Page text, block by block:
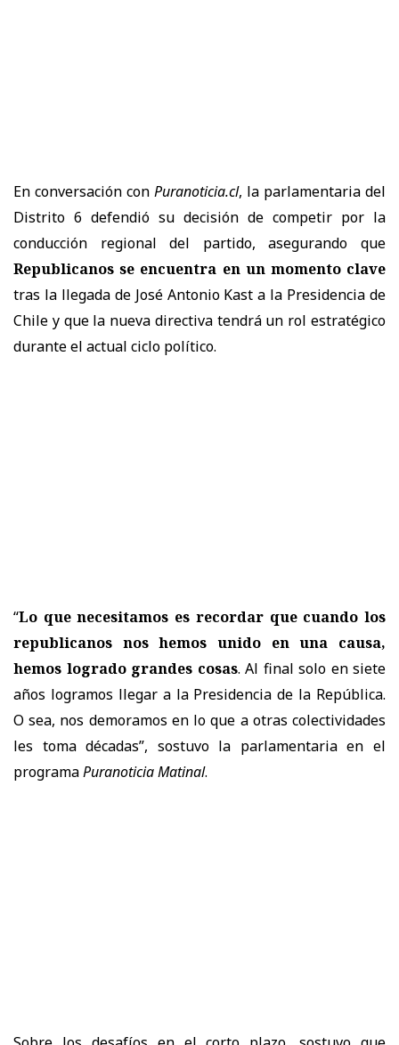
En conversación con Puranoticia.cl, la parlamentaria del
Distrito 6 defendió su decisión de competir por la
conducción regional del partido, asegurando que
Republicanos se encuentra en un momento clave
tras la llegada de José Antonio Kast a la Presidencia de
Chile y que la nueva directiva tendrá un rol estratégico
durante el actual ciclo político.
“Lo que necesitamos es recordar que cuando los
republicanos nos hemos unido en una causa,
hemos logrado grandes cosas. Al final solo en siete
años logramos llegar a la Presidencia de la República.
O sea, nos demoramos en lo que a otras colectividades
les toma décadas”, sostuvo la parlamentaria en el
programaPuranoticia Matinal.